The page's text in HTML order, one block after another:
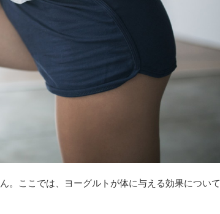
。ここでは、ヨーグルトが体に与える効果について